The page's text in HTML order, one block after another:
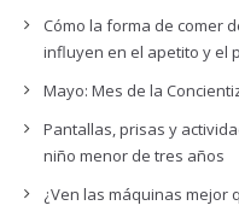
Cómo la forma de comer
influyen en el apetito y el
Mayo: Mes de la
Pantallas, prisas y
niño menor de tres años
¿Ven las máquinas mejor